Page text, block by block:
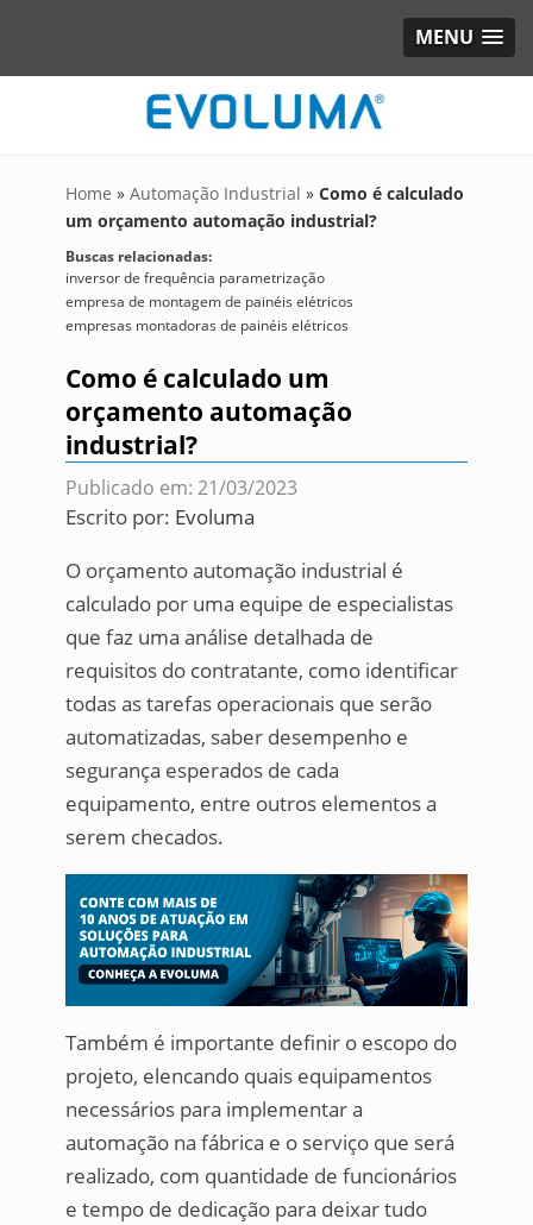
MENU
Home » Automação Industrial » Como é calculado
um orçamento automação industrial?
Buscas relacionadas:
inversor de frequência parametrização
empresa de montagem de painéis elétricos
empresas montadoras de painéis elétricos
Como é calculado um
orçamento automação
industrial?
Publicado em: 21/03/2023
Escrito por: Evoluma
O orçamento automação industrial é
calculado por uma equipe de especialistas
que faz uma análise detalhada de
requisitos do contratante, como identificar
todas as tarefas operacionais que serão
automatizadas, saber desempenho e
segurança esperados de cada
equipamento, entre outros elementos a
serem checados.
Também é importante definir o escopo do
projeto, elencando quais equipamentos
necessários para implementar a
automação na fábrica e o serviço que será
realizado, com quantidade de funcionários
e tempo de dedicação para deixar tudo